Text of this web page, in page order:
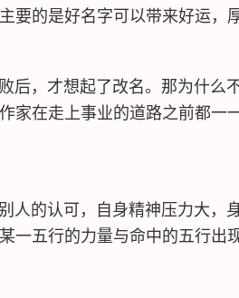
的是好名字可以带来好运，
，才想起了改名。那为什么
家在走上事业的道路之前都
的认可，自身精神压力大，
一五行的力量与命中的五行出